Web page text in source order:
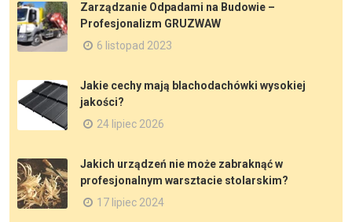
Zarządzanie Odpadami na Budowie –
Profesjonalizm GRUZWAW
6 listopad 2023
Jakie cechy mają blachodachówki wysokiej
jakości?
24 lipiec 2026
Jakich urządzeń nie może zabraknąć w
profesjonalnym warsztacie stolarskim?
17 lipiec 2024